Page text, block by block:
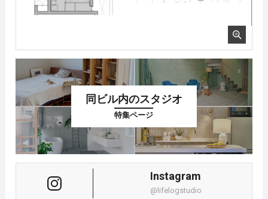
同ビル内のスタジオ
特集ページ
Instagram
@lifelogstudio